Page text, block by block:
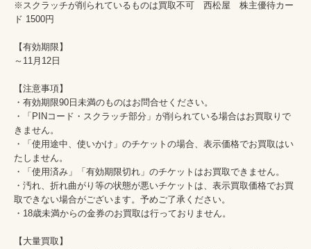
※スクラッチが削られているものは買取不可　西松屋　株主優待カー
ド 1500円
【有効期限】
～11月12日
【注意事項】
・有効期限90日未満のものはお問合せください。
・「PINコード・スクラッチ部分」が削られている場合はお買取りで
きません。
・「使用途中、使いかけ」のチケットの場合、表示価格でお買取はい
たしません。
・「使用済み」「有効期限切れ」のチケットはお買取できません。
・汚れ、折れ曲がり等の状態が悪いチケットは、表示買取価格でお買
取できない場合がございます。予めご了承ください。
・18歳未満からの金券のお買取は行っておりません。
【大量買取】